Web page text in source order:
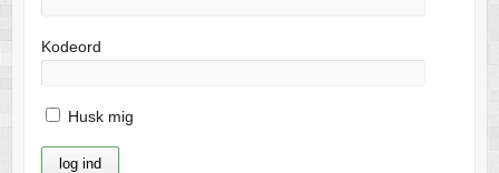
Kodeord
Husk mig